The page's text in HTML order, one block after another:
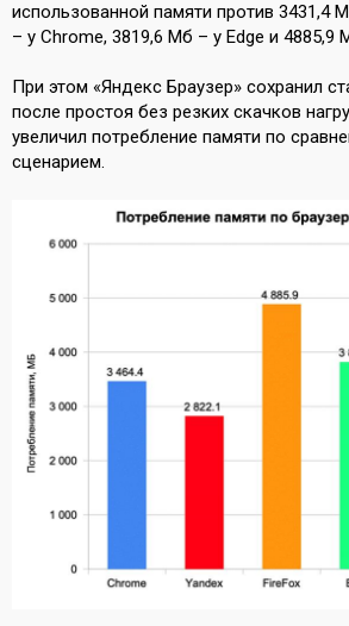
использованной памяти против 3431,4
– у Chrome, 3819,6 Мб – у Edge и 4885,9
При этом «Яндекс Браузер» сохранил
после простоя без резких скачков
увеличил потребление памяти по
сценарием.